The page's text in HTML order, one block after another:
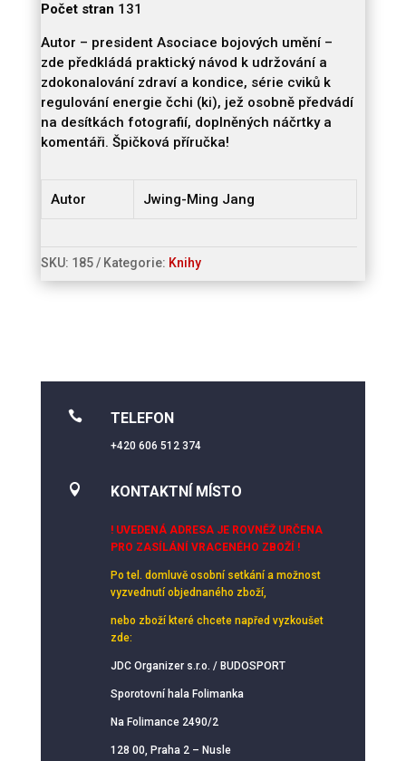
Počet stran 131
Autor – president Asociace bojových umění –
zde předkládá praktický návod k udržování a
zdokonalování zdraví a kondice, série cviků k
regulování energie čchi (ki), jež osobně předvádí
na desítkách fotografií, doplněných náčrtky a
komentáři. Špičková příručka!
Autor Jwing-Ming Jang
SKU: 185 Kategorie: Knihy
 TELEFON
+420 606 512 374
 KONTAKTNÍ MÍSTO
! UVEDENÁ ADRESA JE ROVNĚŽ URČENA
PRO ZASÍLÁNÍ VRACENÉHO ZBOŽÍ !
Po tel. domluvě osobní setkání a možnost
vyzvednutí objednaného zboží,
nebo zboží které chcete napřed vyzkoušet
zde:
JDC Organizer s.r.o. / BUDOSPORT
Sporotovní hala Folimanka
Na Folimance 2490/2
128 00, Praha 2 – Nusle